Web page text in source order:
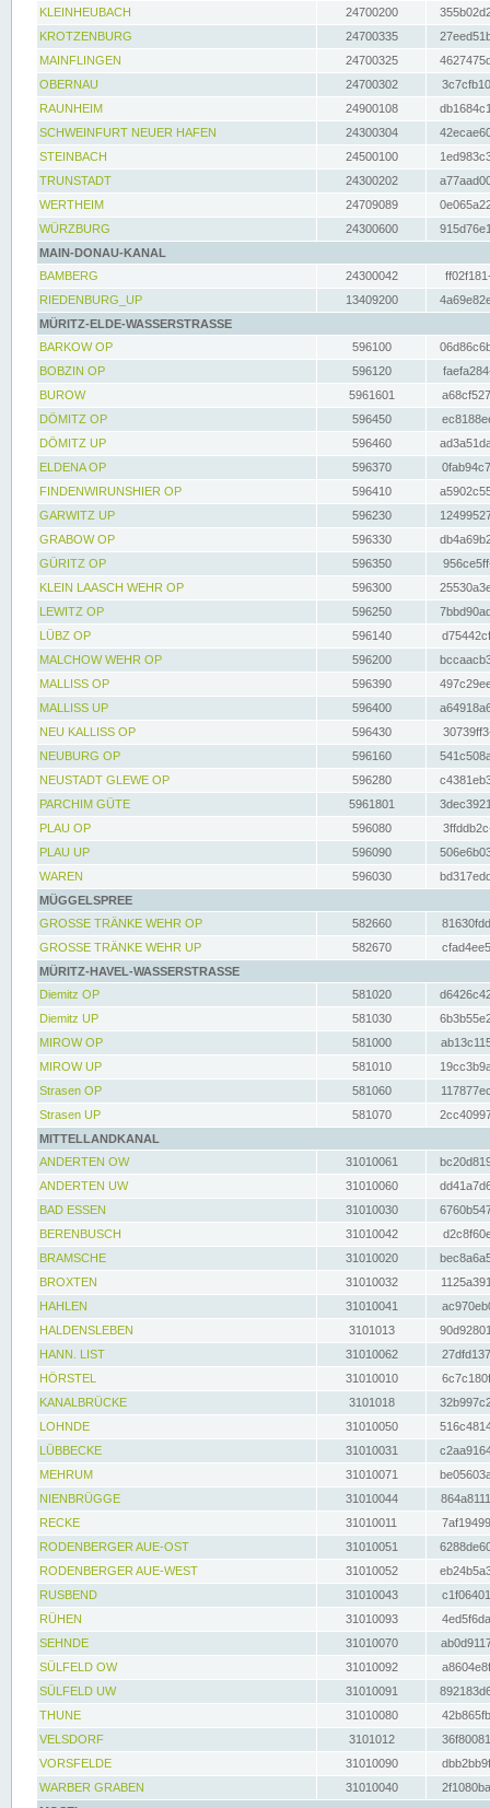
KLEINHEUBACH 24700200
KROTZENBURG
24700335
MAINFLINGEN
24700325
OBERNAU
24700302
RAUNHEIM
24900108
SCHWEINFURT NEUER HAFEN
24300304
STEINBACH
24500100
TRUNSTADT
24300202
WERTHEIM
24709089
WÜRZBURG
24300600
MAIN-DONAU-KANAL
BAMBERG
24300042
RIEDENBURG_UP
13409200
MÜRITZ-ELDE-WASSERSTRASSE
BARKOW OP
596100
BOBZIN OP
596120
BUROW
5961601
DÖMITZ OP
596450
DÖMITZ UP
596460
ELDENA OP
596370
FINDENWIRUNSHIER OP
596410
GARWITZ UP
596230
GRABOW OP
596330
GÜRITZ OP
596350
KLEIN LAASCH WEHR OP
596300
LEWITZ OP
596250
LÜBZ OP
596140
MALCHOW WEHR OP
596200
MALLISS OP
596390
MALLISS UP
596400
NEU KALLISS OP
596430
NEUBURG OP
596160
NEUSTADT GLEWE OP
596280
PARCHIM GÜTE
5961801
PLAU OP
596080
PLAU UP
596090
WAREN
596030
MÜGGELSPREE
GROSSE TRÄNKE WEHR OP
582660
GROSSE TRÄNKE WEHR UP
582670
MÜRITZ-HAVEL-WASSERSTRASSE
Diemitz OP
581020
Diemitz UP
581030
MIROW OP
581000
MIROW UP
581010
Strasen OP
581060
Strasen UP
581070
MITTELLANDKANAL
ANDERTEN OW
31010061
ANDERTEN UW
31010060
BAD ESSEN
31010030
BERENBUSCH
31010042
BRAMSCHE
31010020
BROXTEN
31010032
HAHLEN
31010041
HALDENSLEBEN
3101013
HANN. LIST
31010062
HÖRSTEL
31010010
KANALBRÜCKE
3101018
LOHNDE
31010050
LÜBBECKE
31010031
MEHRUM
31010071
NIENBRÜGGE
31010044
RECKE
31010011
RODENBERGER AUE-OST
31010051
RODENBERGER AUE-WEST
31010052
RUSBEND
31010043
RÜHEN
31010093
SEHNDE
31010070
SÜLFELD OW
31010092
SÜLFELD UW
31010091
THUNE
31010080
VELSDORF
3101012
VORSFELDE
31010090
WARBER GRABEN
31010040